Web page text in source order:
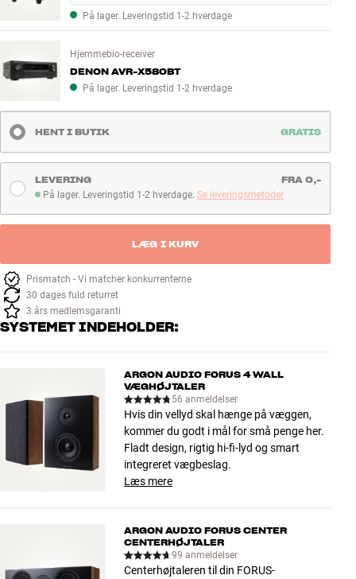
På lager. Leveringstid 1-2 hverdage
Hjemmebio-receiver
DENON AVR-X580BT
På lager. Leveringstid 1-2 hverdage
HENT I BUTIK GRATIS
På lager. Leveringstid 1-2 hverdage
På lager. Leveringstid 1-2 hverdage. Se leveringsmetoder
LEVERING FRA 0,-
LÆG I KURV
Prismatch - Vi matcher konkurrenterne
30 dages fuld returret
3 års medlemsgaranti
SYSTEMET INDEHOLDER:
ARGON AUDIO FORUS 4 WALL
VÆGHØJTALER
56 anmeldelser
Hvis din vellyd skal hænge på væggen,
kommer du godt i mål for små penge her.
Fladt design, rigtig hi-fi-lyd og smart
integreret vægbeslag.
Læs mere
ARGON AUDIO FORUS CENTER
CENTERHØJTALER
99 anmeldelser
Centerhøjtaleren til din FORUS-